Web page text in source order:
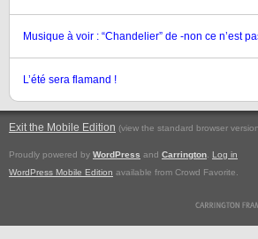
Musique à voir : “Chandelier” de -non ce n’est
L’été sera flamand !
Exit the Mobile Edition (view the standard browser
Proudly powered by WordPress and Carrington
Log in
WordPress Mobile Edition available from Crowd Favorite.